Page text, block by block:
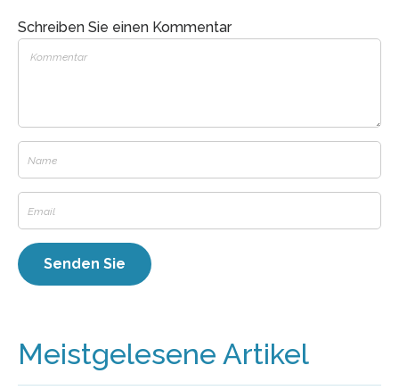
Schreiben Sie einen Kommentar
Meistgelesene Artikel